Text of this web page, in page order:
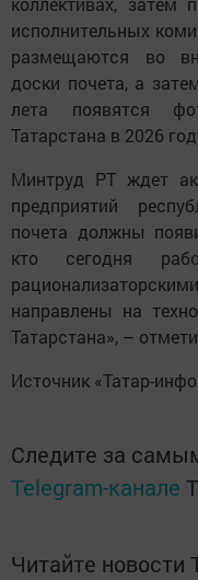
исполнительных
размещаются во
доски почета, а
лета появятся
Татарстана в 2026
Минтруд РТ ждет
предприятий
почета должны
кто сегодня
направлены на
Татарстана», –
Источник «Татар-
Следите за
Telegram-канале
Читайте новости